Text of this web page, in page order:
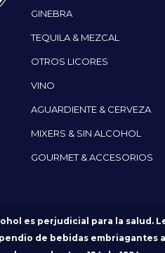
GINEBRA
TEQUILA & MEZCAL
OTROS LICORES
VINO
AGUARDIENTE & CERVEZA
MIXERS & SIN ALCOHOL
GOURMET & ACCESORIOS
es perjudicial para la salud.
de bebidas embriagantes